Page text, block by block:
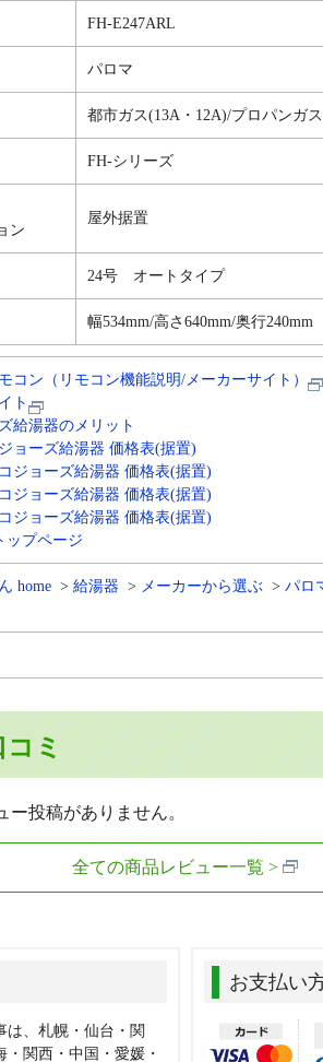
FH-E247ARL
パロマ
都市ガス(13A・12A)/プロパンガ
FH-シリーズ
ン
屋外据置
24号 オートタイプ
幅534mm/高さ640mm/奥行240mm
コン（リモコン機能説明/メーカーサイト）
ト
給湯器のメリット
ョーズ給湯器 価格表(据置)
ジョーズ給湯器 価格表(据置)
ジョーズ給湯器 価格表(据置)
ジョーズ給湯器 価格表(据置)
ップページ
home 給湯器 メーカーから選ぶ
パロ
ミ
投稿がありません。
全ての商品レビュー一覧
は、札幌・仙台・関
・関西・中国・愛媛・
お支払い